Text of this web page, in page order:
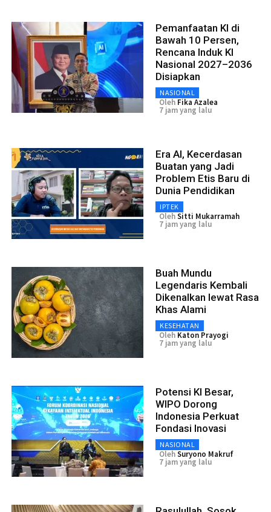
Pemanfaatan KI di
Bawah 10 Persen,
Rencana Induk KI
Nasional 2027–2036
Disiapkan
NASIONAL
Oleh Fika Azalea
7 jam yang lalu
Era AI, Kecerdasan
Buatan yang Jadi
Problem Etis Baru di
Dunia Pendidikan
IPTEK
OlehSitti Mukarramah
7 jam yang lalu
Buah Mundu
Legendaris Kembali
Dikenalkan lewat Rasa
Khas Alami
KESEHATAN
Oleh Katon Prayogi
7 jam yang lalu
Potensi KI Besar,
WIPO Dorong
Indonesia Perkuat
Fondasi Inovasi
NASIONAL
OlehSuryono Makruf
7 jam yang lalu